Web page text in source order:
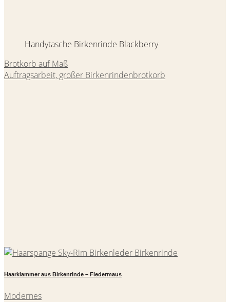
Handytasche Birkenrinde Blackberry
Brotkorb auf Maß
Auftragsarbeit, großer Birkenrindenbrotkorb
Haarklammer aus Birkenrinde – Fledermaus
Modernes